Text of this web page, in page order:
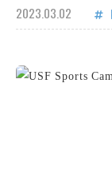
2023.03.02